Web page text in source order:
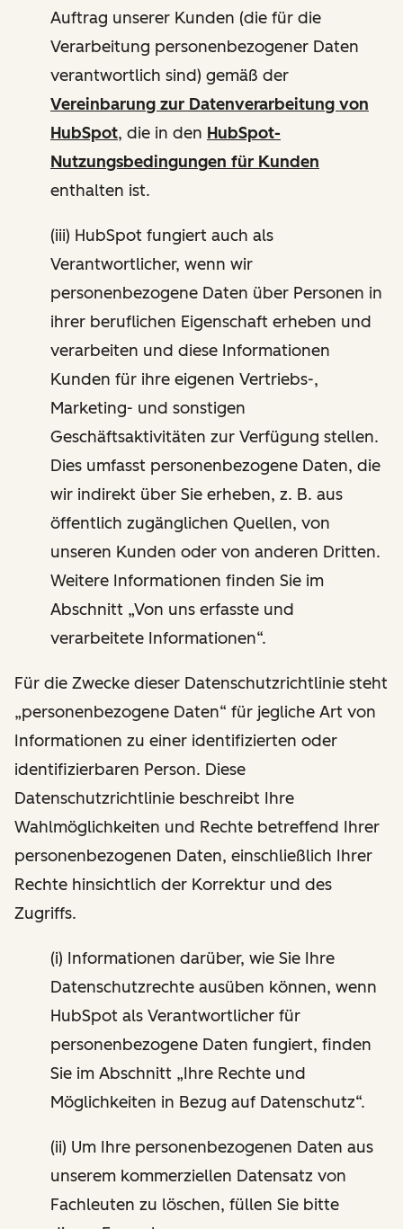
Auftrag unserer Kunden (die für die
Verarbeitung personenbezogener Daten
verantwortlich sind) gemäß der
Vereinbarung zur Datenverarbeitung von
HubSpot, die in den HubSpot-
Nutzungsbedingungen für Kunden
enthalten ist.
(iii) HubSpot fungiert auch als
Verantwortlicher, wenn wir
personenbezogene Daten über Personen in
ihrer beruflichen Eigenschaft erheben und
verarbeiten und diese Informationen
Kunden für ihre eigenen Vertriebs-,
Marketing- und sonstigen
Geschäftsaktivitäten zur Verfügung stellen.
Dies umfasst personenbezogene Daten, die
wir indirekt über Sie erheben, z. B. aus
öffentlich zugänglichen Quellen, von
unseren Kunden oder von anderen Dritten.
Weitere Informationen finden Sie im
Abschnitt „Von uns erfasste und
verarbeitete Informationen“.
Für die Zwecke dieser Datenschutzrichtlinie steht
„personenbezogene Daten“ für jegliche Art von
Informationen zu einer identifizierten oder
identifizierbaren Person. Diese
Datenschutzrichtlinie beschreibt Ihre
Wahlmöglichkeiten und Rechte betreffend Ihrer
personenbezogenen Daten, einschließlich Ihrer
Rechte hinsichtlich der Korrektur und des
Zugriffs.
(i) Informationen darüber, wie Sie Ihre
Datenschutzrechte ausüben können, wenn
HubSpot als Verantwortlicher für
personenbezogene Daten fungiert, finden
Sie im Abschnitt „Ihre Rechte und
Möglichkeiten in Bezug auf Datenschutz“.
(ii) Um Ihre personenbezogenen Daten aus
unserem kommerziellen Datensatz von
Fachleuten zu löschen, füllen Sie bitte